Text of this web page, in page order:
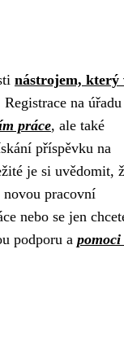
nástrojem, který
Registrace na
práce, ale také
příspěvku na
je si uvědomit,
pracovní
nebo se jen
podporu a pomoci